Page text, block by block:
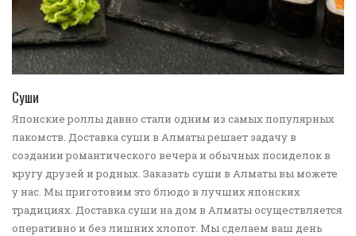
Суши
Японские роллы давно стали одним из самых популярных
лакомств. Доставка суши в Алматы решает задачу в
создании романтического вечера и обычных посиделок в
кругу друзей и родных. Заказать суши в Алматы вы можете
у нас. Мы приготовим это блюдо в лучших японских
традициях. Доставка суши на дом в Алматы осуществляется
оперативно и без лишних хлопот. Мы сделаем ваш день